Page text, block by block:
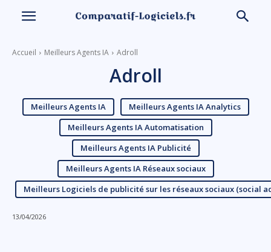
Accueil Meilleurs Agents IA Adroll
Adroll
Meilleurs Agents IA
Meilleurs Agents IA Analytics
Meilleurs Agents IA Automatisation
Meilleurs Agents IA Publicité
Meilleurs Agents IA Réseaux sociaux
Meilleurs Logiciels de publicité sur les réseaux sociaux (social
13/04/2026